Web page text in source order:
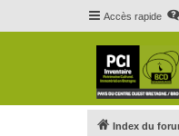
Accès rapide
Index du